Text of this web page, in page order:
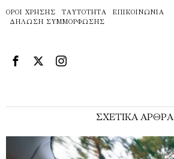
ΌΡΟΙ ΧΡΉΣΗΣ ΤΑΥΤΌΤΗΤΑ
ΕΠΙΚΟΙΝΩΝΊΑ
ΔΉΛΩΣΗ ΣΥΜΜΌΡΦΩΣΗΣ
ΣΧΕΤΙΚΑ ΑΡΘΡΑ